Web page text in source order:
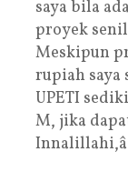
saya bila
proyek
Meskipun
rupiah saya
UPETI
M, jika